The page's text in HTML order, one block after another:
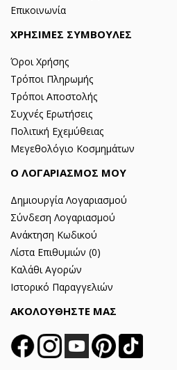
Επικοινωνία
ΧΡΗΣΙΜΕΣ ΣΥΜΒΟΥΛΕΣ
Όροι Χρήσης
Τρόποι Πληρωμής
Τρόποι Αποστολής
Συχνές Ερωτήσεις
Πολιτική Εχεμύθειας
Μεγεθολόγιο Κοσμημάτων
Ο ΛΟΓΑΡΙΑΣΜΟΣ ΜΟΥ
Δημιουργία Λογαριασμού
Σύνδεση Λογαριασμού
Ανάκτηση Κωδικού
Λίστα Επιθυμιών (0)
Καλάθι Αγορών
Ιστορικό Παραγγελιών
ΑΚΟΛΟΥΘΗΣΤΕ ΜΑΣ